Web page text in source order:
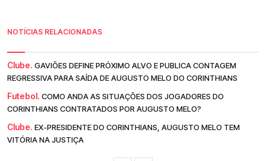
NOTÍCIAS RELACIONADAS
Clube. GAVIÕES DEFINE PRÓXIMO ALVO E PUBLICA CONTAGEM
REGRESSIVA PARA SAÍDA DE AUGUSTO MELO DO CORINTHIANS
Futebol. COMO ANDA AS SITUAÇÕES DOS JOGADORES DO
CORINTHIANS CONTRATADOS POR AUGUSTO MELO?
Clube. EX-PRESIDENTE DO CORINTHIANS, AUGUSTO MELO TEM
VITÓRIA NA JUSTIÇA